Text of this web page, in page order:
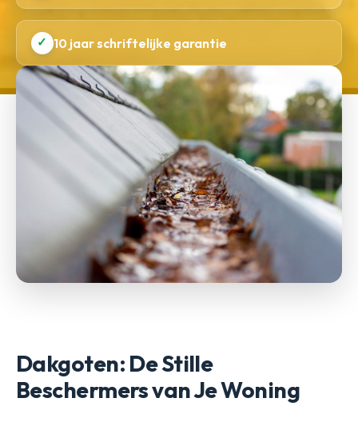
✓ 10 jaar schriftelijke garantie
Dakgoten: De Stille
Beschermers van Je Woning